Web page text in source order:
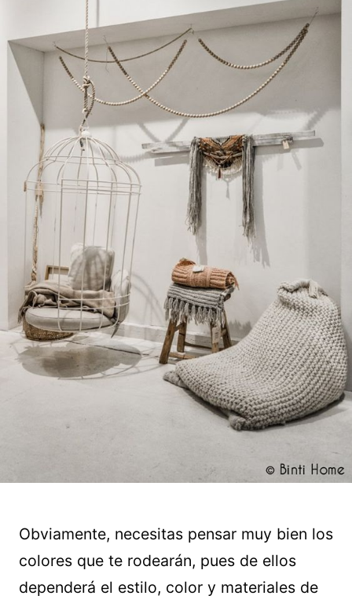
Obviamente, necesitas pensar muy bien los
colores que te rodearán, pues de ellos
dependerá el estilo, color y materiales de